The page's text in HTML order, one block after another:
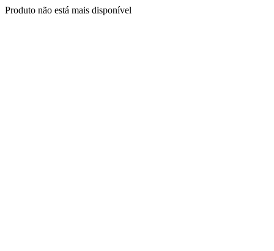
Produto não está mais disponível